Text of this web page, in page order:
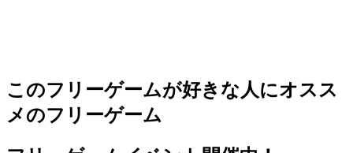
このフリーゲームが好きな人にオスス
メのフリーゲーム